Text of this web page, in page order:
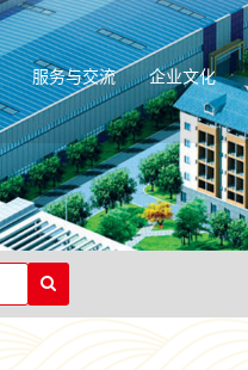
服务与交流 企业文化